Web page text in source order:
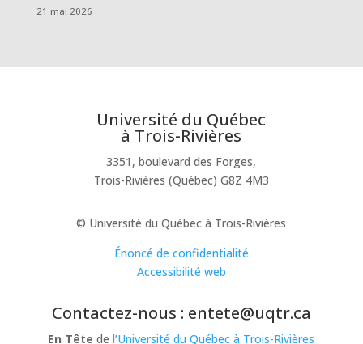
21 mai 2026
Université du Québec
à Trois-Rivières
3351, boulevard des Forges,
Trois-Rivières (Québec) G8Z 4M3
© Université du Québec à Trois-Rivières
Énoncé de confidentialité
Accessibilité web
Contactez-nous : entete@uqtr.ca
En Tête del’Université du Québec à Trois-Rivières